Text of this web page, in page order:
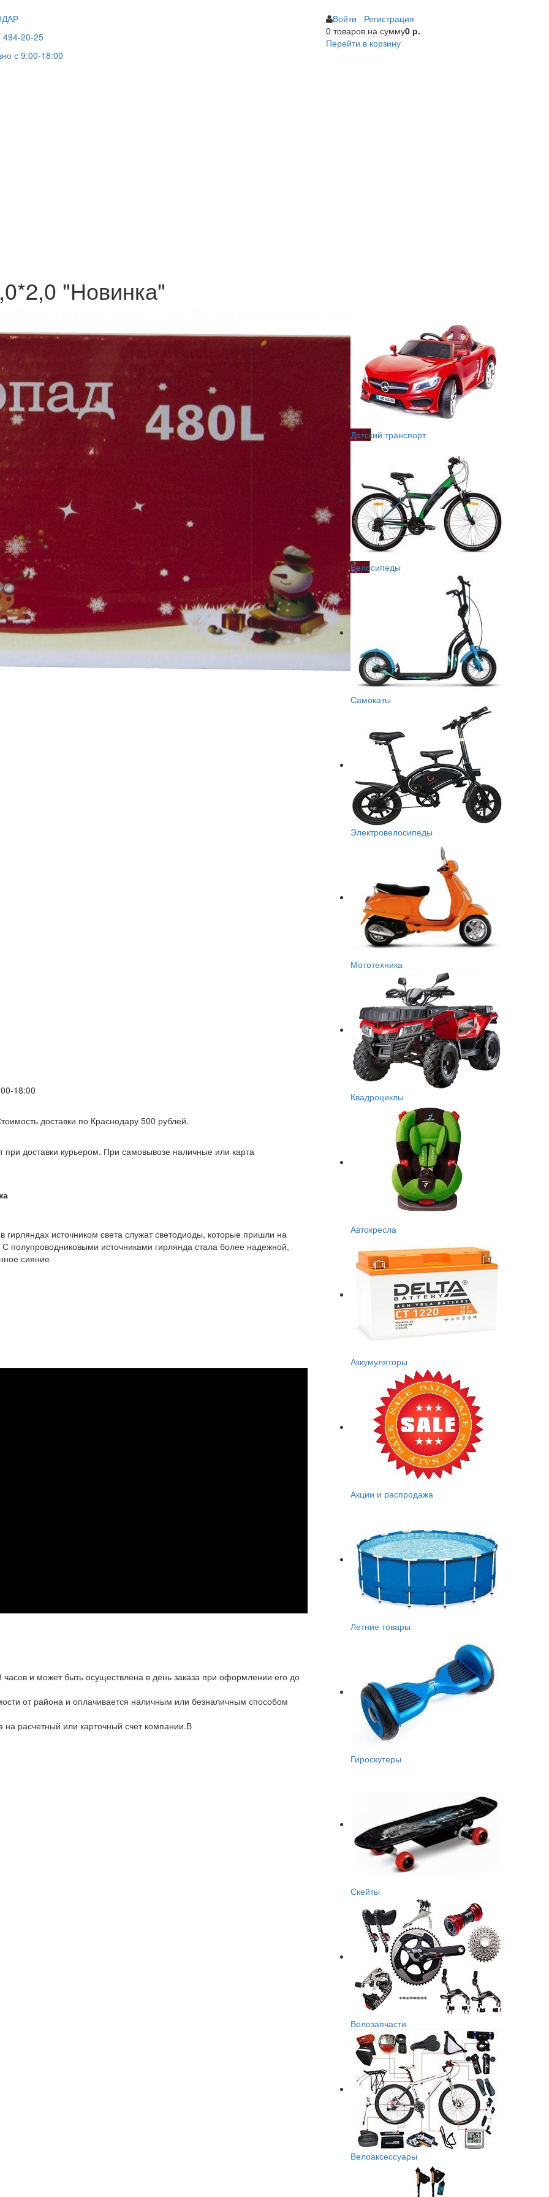
494-20-25
с 9:00-18:00
Войти
Регистрация
0 товаровна сумму0 р.
Перейти в корзину
"Новинка"
18:00
доставки по Краснодару 500 рублей.
при доставки курьером. При самовывозе наличные или карта
источником света служат светодиоды, которые пришли на
источниками гирлянда стала более надежной,
сияние
и может быть осуществлена в день заказа при оформлении его до
от района и оплачивается наличным или безналичным способом
на расчетный или карточный счет компании.В
Детский транспорт
Велосипеды
Самокаты
Электровелосипеды
Мототехника
Квадроциклы
Автокресла
Аккумуляторы
Акции и распродажа
Летние товары
Гироскутеры
Скейты
Велозапчасти
Велоаксессуары